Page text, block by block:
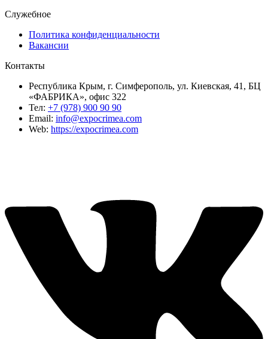
Служебное
Политика конфиденциальности
Вакансии
Контакты
Республика Крым, г. Симферополь, ул. Киевская, 41, БЦ
«ФАБРИКА», офис 322
Тел: +7 (978) 900 90 90
Email: info@expocrimea.com
Web: https://expocrimea.com